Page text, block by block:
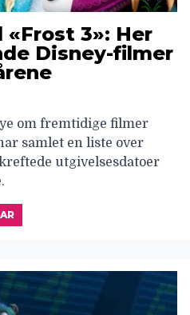
«Frost 3»: Her
Disney-filmer
om fremtidige filmer
samlet en liste over
utgivelsesdatoer